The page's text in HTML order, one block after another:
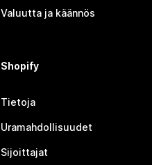
Valuutta ja käännös
Shopify
Tietoja
Uramahdollisuudet
Sijoittajat